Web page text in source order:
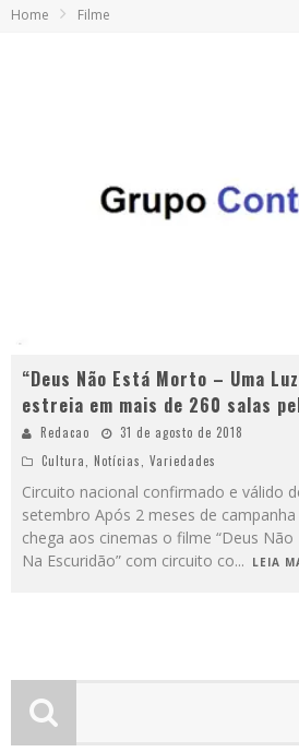
Home Filme
“Deus Não Está Morto – Uma
estreia em mais de 260 salas
Redacao
31 de agosto de 2018
Cultura, Notícias, Variedades
Circuito nacional confirmado e válido
setembro Após 2 meses de
chega aos cinemas o filme “Deus
Na Escuridão” com circuito co... LEIA